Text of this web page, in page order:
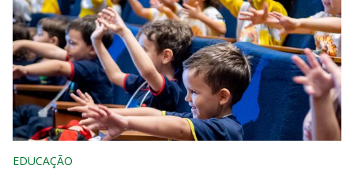
EDUCAÇÃO